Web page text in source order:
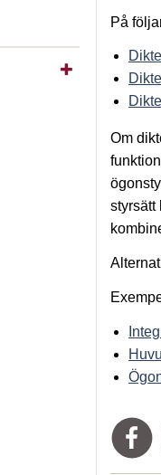
Visa/dölj
På
Om
styrsätt